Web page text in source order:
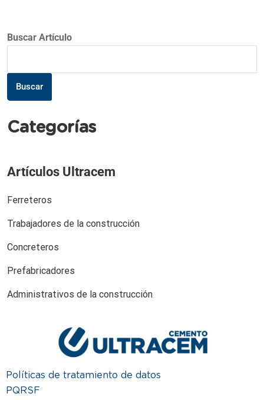
Buscar Artículo
Buscar
Categorías
Artículos Ultracem
Ferreteros
Trabajadores de la construcción
Concreteros
Prefabricadores
Administrativos de la construcción
Políticas de tratamiento de datos
PQRSF